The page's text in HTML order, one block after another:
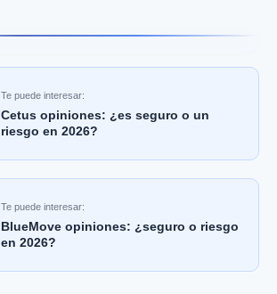
Te puede interesar:
Cetus opiniones: ¿es seguro o un
riesgo en 2026?
Te puede interesar:
BlueMove opiniones: ¿seguro o riesgo
en 2026?